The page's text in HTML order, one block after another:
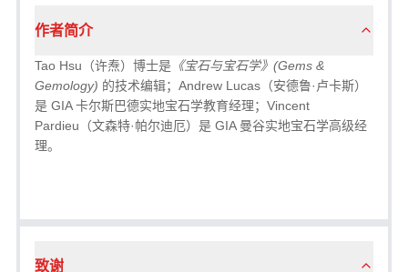
作者简介
Tao Hsu（许焘）博士是 《宝石与宝石学》(Gems &
Gemology) 的技术编辑；Andrew Lucas（安德鲁·卢卡斯）
是 GIA 卡尔斯巴德实地宝石学教育经理；Vincent
Pardieu（文森特·帕尔迪厄）是 GIA 曼谷实地宝石学高级经
理。
致谢